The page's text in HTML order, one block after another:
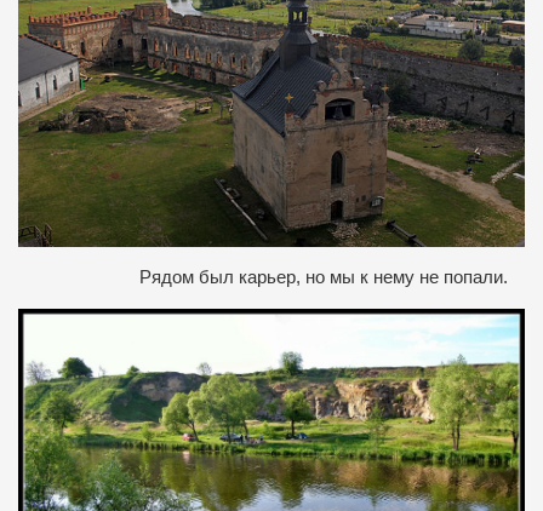
Рядом был карьер, но мы к нему не попали.